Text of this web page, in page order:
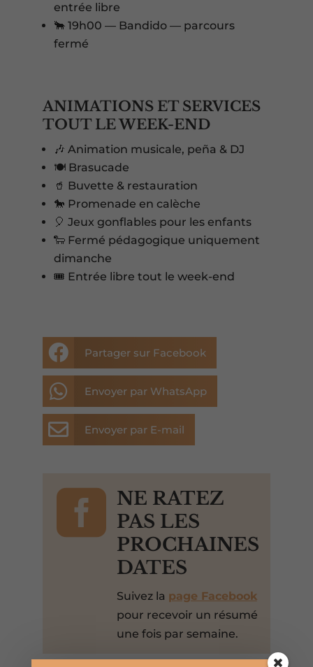
entrée libre
🐂 19h00 — Bandido — parcours
fermé
ANIMATIONS ET SERVICES
TOUT LE WEEK-END
🎶 Animation musicale, peña & DJ
🍽️ Brasucade
🥤 Buvette & restauration
🐎 Promenade en calèche
🎈 Jeux gonflables pour les enfants
🐑 Fermé pédagogique uniquement
dimanche
🎟️ Entrée libre tout le week-end
 Partager sur Facebook
 Envoyer par WhatsApp
 Envoyer par E-mail

NE RATEZ
PAS LES
PROCHAINES
DATES
Suivez la page Facebook
pour recevoir un résumé
une fois par semaine.